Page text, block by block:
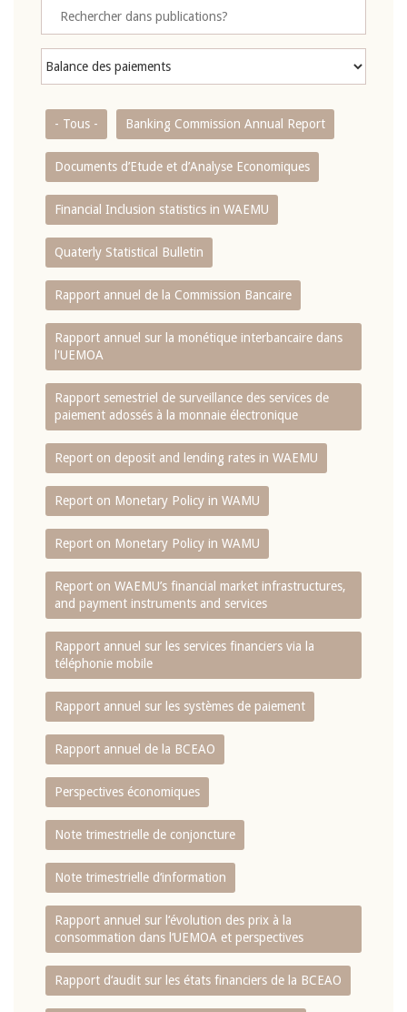
- Tous - Banking Commission Annual Report
Documents d’Etude et d’Analyse Economiques
Financial Inclusion statistics in WAEMU
Quaterly Statistical Bulletin
Rapport annuel de la Commission Bancaire
Rapport annuel sur la monétique interbancaire dans
l'UEMOA
Rapport semestriel de surveillance des services de
paiement adossés à la monnaie électronique
Report on deposit and lending rates in WAEMU
Report on Monetary Policy in WAMU
Report on Monetary Policy in WAMU
Report on WAEMU’s financial market infrastructures,
and payment instruments and services
Rapport annuel sur les services financiers via la
téléphonie mobile
Rapport annuel sur les systèmes de paiement
Rapport annuel de la BCEAO
Perspectives économiques
Note trimestrielle de conjoncture
Note trimestrielle d‘information
Rapport annuel sur l‘évolution des prix à la
consommation dans l‘UEMOA et perspectives
Rapport d‘audit sur les états financiers de la BCEAO